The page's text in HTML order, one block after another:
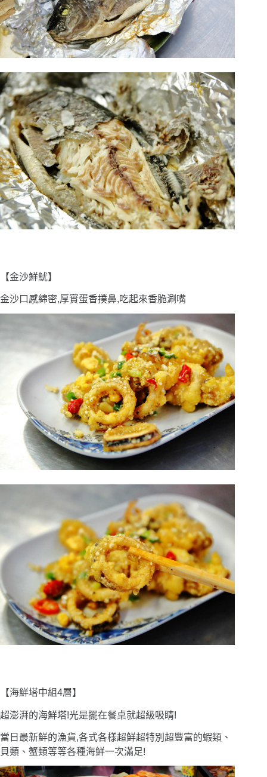
【金沙鮮魷】
金沙口感綿密,厚實蛋香撲鼻,吃起來香脆涮嘴
【海鮮塔中組4層】
超澎湃的海鮮塔!光是擺在餐桌就超級吸睛!
當日最新鮮的漁貨,各式各樣超鮮超特別超豐富的蝦類、
貝類、蟹類等等各種海鮮一次滿足!